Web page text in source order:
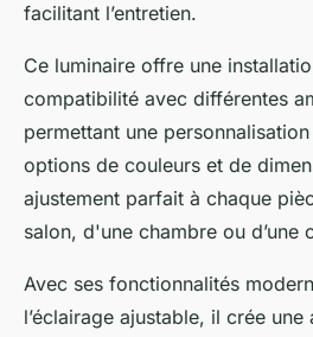
facilitant l’entretien.
Ce luminaire offre une
compatibilité avec différentes
permettant une
options de couleurs et de
ajustement parfait à chaque
salon, d'une chambre ou d’une
Avec ses fonctionnalités
l’éclairage ajustable, il crée une